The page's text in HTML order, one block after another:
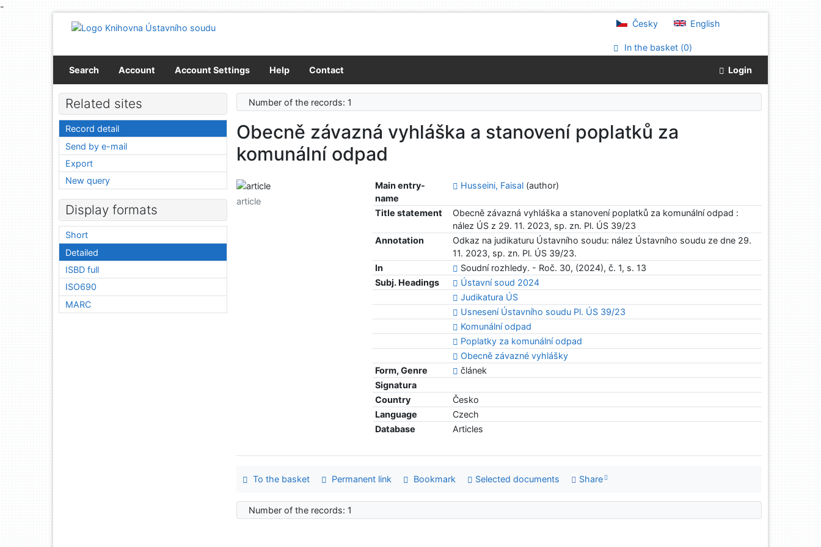
-
Go to menu
Česky English
In the basket (0)
Search Account Account Settings Help Contact Login
Number of the records: 1
Obecně závazná vyhláška a stanovení poplatků za
komunální odpad
Main entry-
name
Husseini, Faisal (author)
Title statement
Obecně závazná vyhláška a stanovení poplatků za komunální odpad :
nález ÚS z 29. 11. 2023, sp. zn. Pl. ÚS 39/23
Annotation
Odkaz na judikaturu Ústavního soudu: nález Ústavního soudu ze dne 29.
11. 2023, sp. zn. Pl. ÚS 39/23.
In
Soudní rozhledy. - Roč. 30, (2024), č. 1, s. 13
Subj. Headings
Ústavní soud 2024
Judikatura ÚS
Usnesení Ústavního soudu Pl. ÚS 39/23
Komunální odpad
Poplatky za komunální odpad
Obecně závazné vyhlášky
Form, Genre
článek
Signatura
Country
Česko
Language
Czech
Database
Articles
article
To the basket Permanent link Bookmark Selected documents Share
Number of the records: 1
Related sites
Record detail
Send by e-mail
Export
New query
Display formats
Short
Detailed
ISBD full
ISO690
MARC